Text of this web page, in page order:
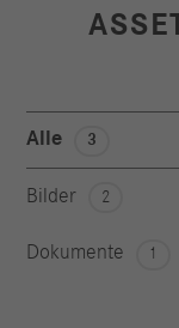
Alle 3
Bilder 2
Dokumente 1